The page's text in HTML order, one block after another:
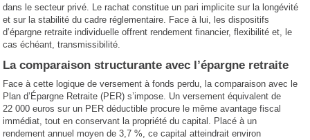
dans le secteur privé. Le rachat constitue un pari implicite sur la longévité
et sur la stabilité du cadre réglementaire. Face à lui, les dispositifs
d’épargne retraite individuelle offrent rendement financier, flexibilité et, le
cas échéant, transmissibilité.
La comparaison structurante avec l’épargne retraite
Face à cette logique de versement à fonds perdu, la comparaison avec le
Plan d’Épargne Retraite (PER) s’impose. Un versement équivalent de
22 000 euros sur un PER déductible procure le même avantage fiscal
immédiat, tout en conservant la propriété du capital. Placé à un
rendement annuel moyen de 3,7 %, ce capital atteindrait environ